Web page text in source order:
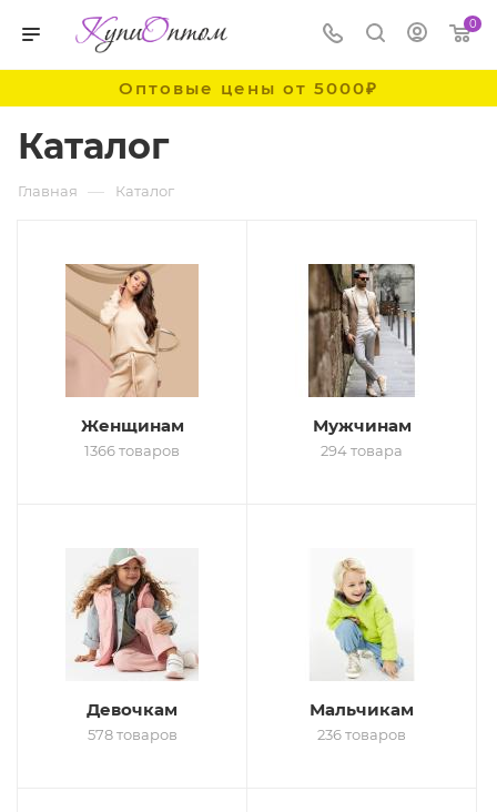
0
Оптовые цены от 5000₽
Каталог
Главная — Каталог
Женщинам
1366 товаров
Мужчинам
294 товара
Девочкам
578 товаров
Мальчикам
236 товаров